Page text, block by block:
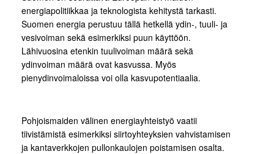
energiapolitiikkaa ja teknologista kehitystä tarkasti.
Suomen energia perustuu tällä hetkellä ydin-, tuuli- ja
vesivoiman sekä esimerkiksi puun käyttöön.
Lähivuosina etenkin tuulivoiman määrä sekä
ydinvoiman määrä ovat kasvussa. Myös
pienydinvoimaloissa voi olla kasvupotentiaalia.
Pohjoismaiden välinen energiayhteistyö vaatii
tiivistämistä esimerkiksi siirtoyhteyksien vahvistamisen
ja kantaverkkojen pullonkaulojen poistamisen osalta.